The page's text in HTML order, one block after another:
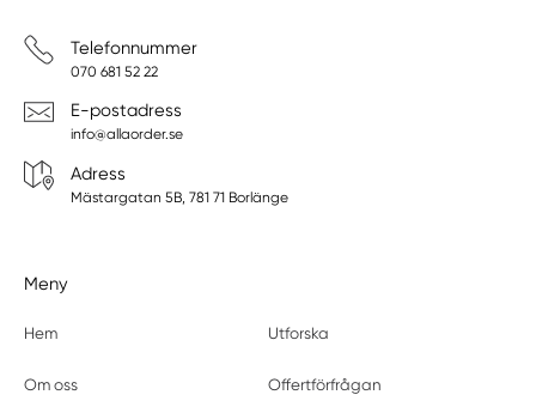
Telefonnummer
070 681 52 22
E-postadress
info@allaorder.se
Adress
Mästargatan 5B, 781 71 Borlänge
Meny
Hem Utforska
Om oss Offertförfrågan